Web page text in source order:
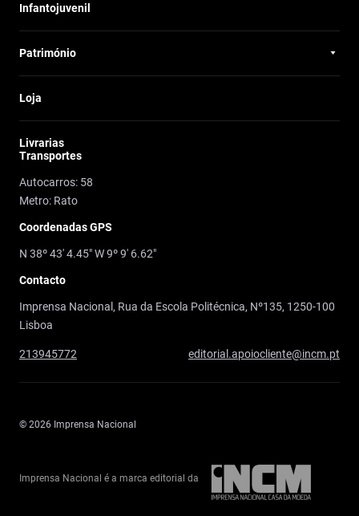
Infantojuvenil
Património
Loja
Livrarias
Transportes
Autocarros: 58
Metro: Rato
Coordenadas GPS
N 38º 43' 4.45" W 9º 9' 6.62"
Contacto
Imprensa Nacional, Rua da Escola Politécnica, Nº135, 1250-100
Lisboa
213945772 editorial.apoiocliente@incm.pt
© 2026 Imprensa Nacional
Imprensa Nacional é a marca editorial da